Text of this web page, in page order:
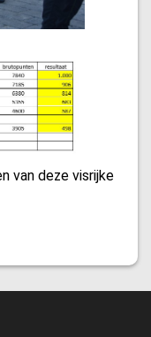
van deze visrijke